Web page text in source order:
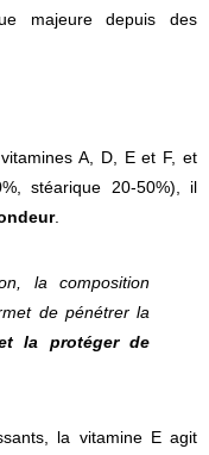
majeure depuis des
A, D, E et F, et
stéarique 20-50%), il
.
la composition
de pénétrer la
la protéger de
la vitamine E agit